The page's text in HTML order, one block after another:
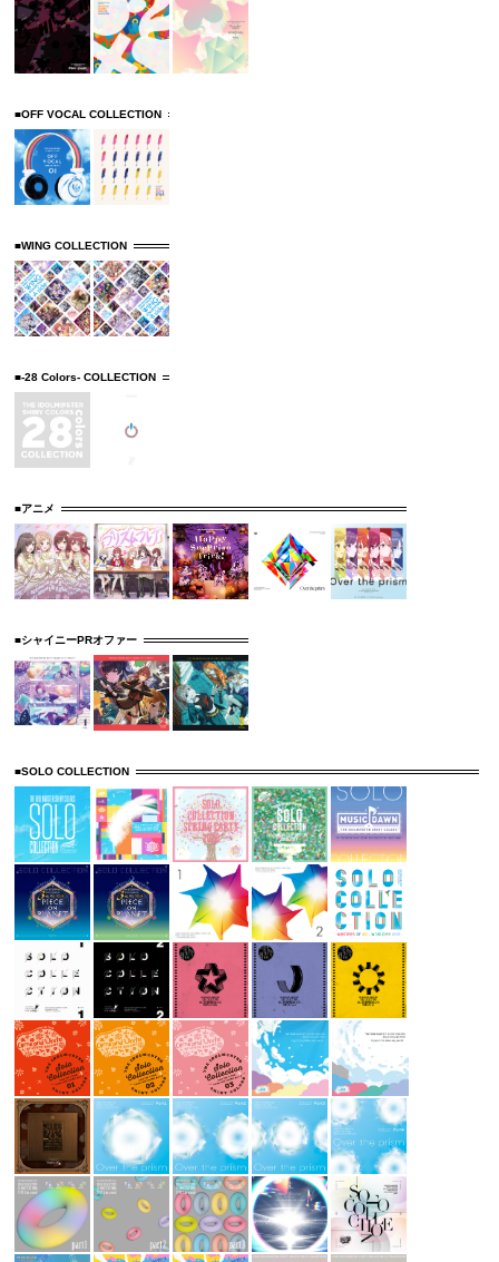
■OFF VOCAL COLLECTION
■WING COLLECTION
■-28 Colors- COLLECTION
■アニメ
■シャイニーPRオファー
■SOLO COLLECTION